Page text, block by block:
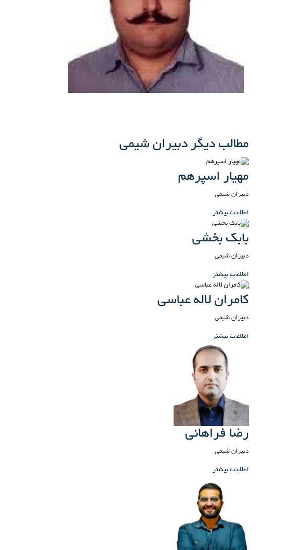
مطالب دیگر دبیران شیمی
مهیار اسپرهم
دبیران شیمی
اطلاعات بیشتر
بابک بخشی
دبیران شیمی
اطلاعات بیشتر
کامران لاله عباسی
دبیران شیمی
اطلاعات بیشتر
رضا فراهانی
دبیران شیمی
اطلاعات بیشتر